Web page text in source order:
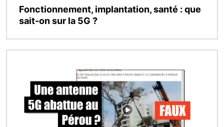
Fonctionnement, implantation, santé : que
sait-on sur la 5G ?